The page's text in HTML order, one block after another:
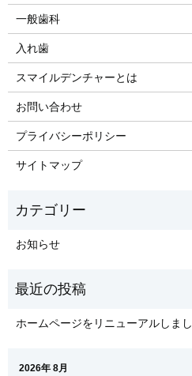
一般歯科
入れ歯
​スマイルデンチャーとは
お問い合わせ
プライバシーポリシー
サイトマップ
お知らせ
ホームページをリニューアルしまし
2026年 8月